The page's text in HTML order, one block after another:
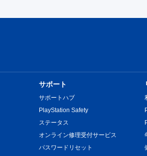
サポート
サポートハブ
PlayStation Safety
ステータス
オンライン修理受付サービス
パスワードリセット